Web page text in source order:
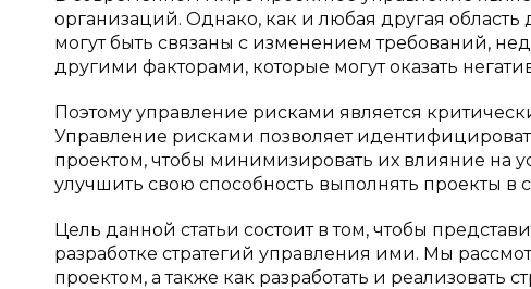
организаций. Однако, как и любая другая
могут быть связаны с изменением требований,
другими факторами, которые могут оказать
Поэтому управление рисками является
Управление рисками позволяет
проектом, чтобы минимизировать их влияние на
улучшить свою способность выполнять проекты в
Цель данной статьи состоит в том, чтобы
разработке стратегий управления ими. Мы
проектом, а также как разработать и